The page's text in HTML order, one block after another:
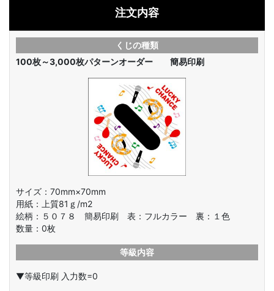
注文内容
くじの種類
100枚～3,000枚パターンオーダー 簡易印刷
サイズ：70mm×70mm
用紙：上質81ｇ/m2
絵柄： ５０７８ 簡易印刷 表：フルカラー 裏：１色
数量： 0枚
等級内容
▼等級印刷 入力数=0